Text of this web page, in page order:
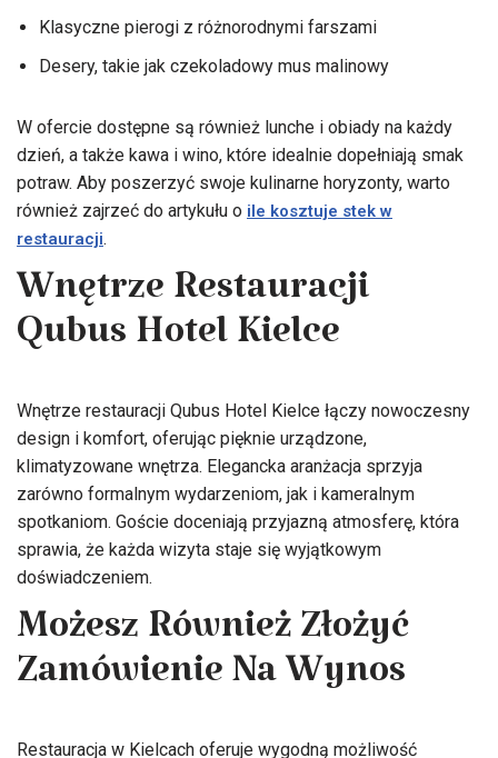
Klasyczne pierogi z różnorodnymi farszami
Desery, takie jak czekoladowy mus malinowy
W ofercie dostępne są również lunche i obiady na każdy
dzień, a także kawa i wino, które idealnie dopełniają smak
potraw. Aby poszerzyć swoje kulinarne horyzonty, warto
również zajrzeć do artykułu o ile kosztuje stek w
restauracji.
Wnętrze Restauracji
Qubus Hotel Kielce
Wnętrze restauracji Qubus Hotel Kielce łączy nowoczesny
design i komfort, oferując pięknie urządzone,
klimatyzowane wnętrza. Elegancka aranżacja sprzyja
zarówno formalnym wydarzeniom, jak i kameralnym
spotkaniom. Goście doceniają przyjazną atmosferę, która
sprawia, że każda wizyta staje się wyjątkowym
doświadczeniem.
Możesz Również Złożyć
Zamówienie Na Wynos
Restauracja w Kielcach oferuje wygodną możliwość